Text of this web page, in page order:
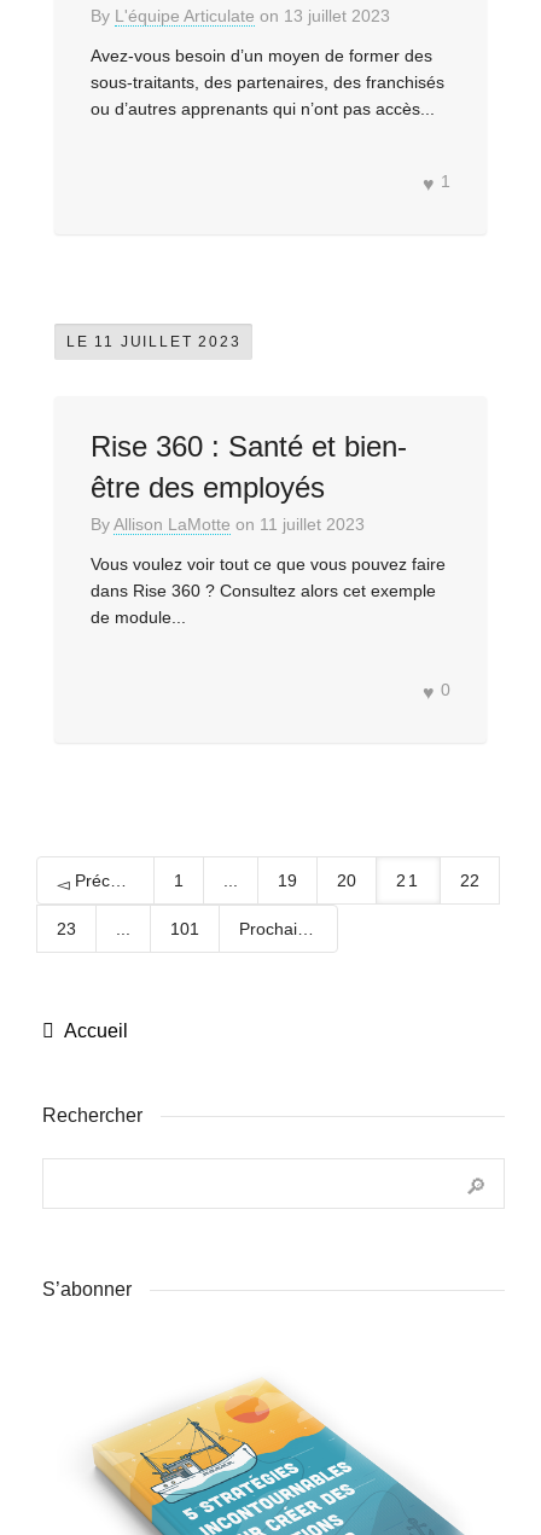
By L'équipe Articulate on 13 juillet 2023
Avez-vous besoin d’un moyen de former des
sous-traitants, des partenaires, des franchisés
ou d’autres apprenants qui n’ont pas accès...
1
LE 11 JUILLET 2023
Rise 360 : Santé et bien-
être des employés
ByAllison LaMotte on 11 juillet 2023
Vous voulez voir tout ce que vous pouvez faire
dans Rise 360 ? Consultez alors cet exemple
de module...
0
Précédent 1 19 20 21 22
23 101
Accueil
Rechercher
S’abonner